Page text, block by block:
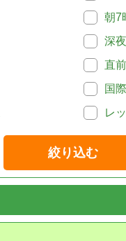
朝7
深
直
国
レ
絞り込む